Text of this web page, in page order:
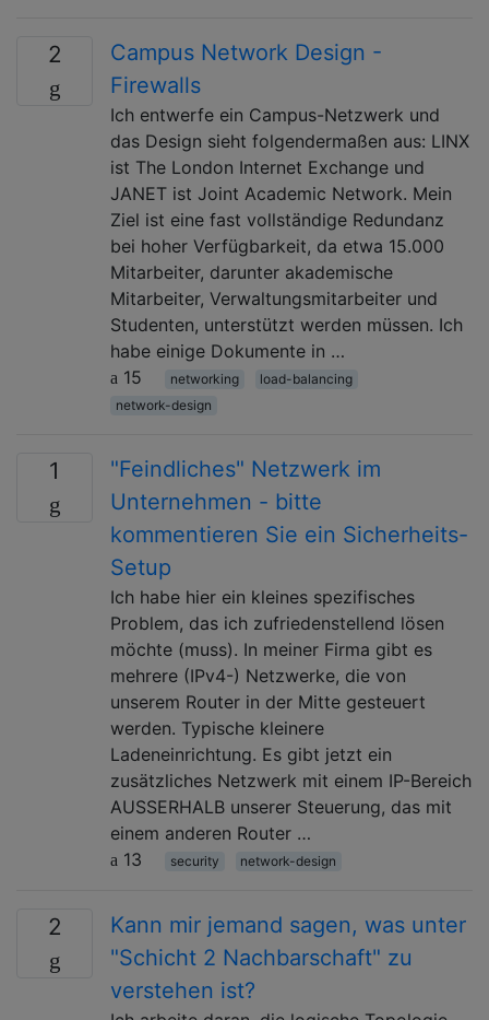
2
Campus Network Design -
Firewalls
Ich entwerfe ein Campus-Netzwerk und
das Design sieht folgendermaßen aus: LINX
ist The London Internet Exchange und
JANET ist Joint Academic Network. Mein
Ziel ist eine fast vollständige Redundanz
bei hoher Verfügbarkeit, da etwa 15.000
Mitarbeiter, darunter akademische
Mitarbeiter, Verwaltungsmitarbeiter und
Studenten, unterstützt werden müssen. Ich
habe einige Dokumente in …
15
networking
load-balancing
network-design
1
"Feindliches" Netzwerk im
Unternehmen - bitte
kommentieren Sie ein Sicherheits-
Setup
Ich habe hier ein kleines spezifisches
Problem, das ich zufriedenstellend lösen
möchte (muss). In meiner Firma gibt es
mehrere (IPv4-) Netzwerke, die von
unserem Router in der Mitte gesteuert
werden. Typische kleinere
Ladeneinrichtung. Es gibt jetzt ein
zusätzliches Netzwerk mit einem IP-Bereich
AUSSERHALB unserer Steuerung, das mit
einem anderen Router …
13
security network-design
2
Kann mir jemand sagen, was unter
"Schicht 2 Nachbarschaft" zu
verstehen ist?